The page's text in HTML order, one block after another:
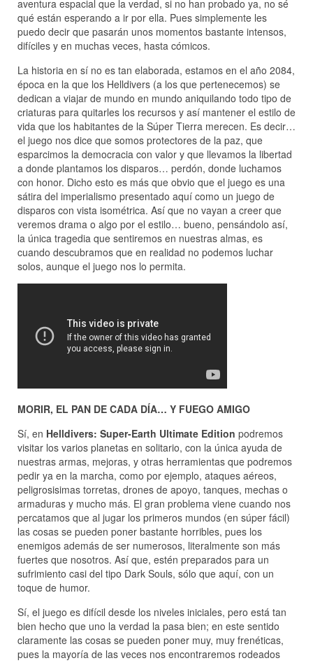
aventura espacial que la verdad, si no han probado ya, no sé
qué están esperando a ir por ella. Pues simplemente les
puedo decir que pasarán unos momentos bastante intensos,
difíciles y en muchas veces, hasta cómicos.
La historia en sí no es tan elaborada, estamos en el año 2084,
época en la que los Helldivers (a los que pertenecemos) se
dedican a viajar de mundo en mundo aniquilando todo tipo de
criaturas para quitarles los recursos y así mantener el estilo de
vida que los habitantes de la Súper Tierra merecen. Es decir…
el juego nos dice que somos protectores de la paz, que
esparcimos la democracia con valor y que llevamos la libertad
a donde plantamos los disparos… perdón, donde luchamos
con honor. Dicho esto es más que obvio que el juego es una
sátira del imperialismo presentado aquí como un juego de
disparos con vista isométrica. Así que no vayan a creer que
veremos drama o algo por el estilo… bueno, pensándolo así,
la única tragedia que sentiremos en nuestras almas, es
cuando descubramos que en realidad no podemos luchar
solos, aunque el juego nos lo permita.
MORIR, EL PAN DE CADA DÍA… Y FUEGO AMIGO
Sí, en Helldivers: Super-Earth Ultimate Edition podremos
visitar los varios planetas en solitario, con la única ayuda de
nuestras armas, mejoras, y otras herramientas que podremos
pedir ya en la marcha, como por ejemplo, ataques aéreos,
peligrosisimas torretas, drones de apoyo, tanques, mechas o
armaduras y mucho más. El gran problema viene cuando nos
percatamos que al jugar los primeros mundos (en súper fácil)
las cosas se pueden poner bastante horribles, pues los
enemigos además de ser numerosos, literalmente son más
fuertes que nosotros. Así que, estén preparados para un
sufrimiento casi del tipo Dark Souls, sólo que aquí, con un
toque de humor.
Sí, el juego es difícil desde los niveles iniciales, pero está tan
bien hecho que uno la verdad la pasa bien; en este sentido
claramente las cosas se pueden poner muy, muy frenéticas,
pues la mayoría de las veces nos encontraremos rodeados